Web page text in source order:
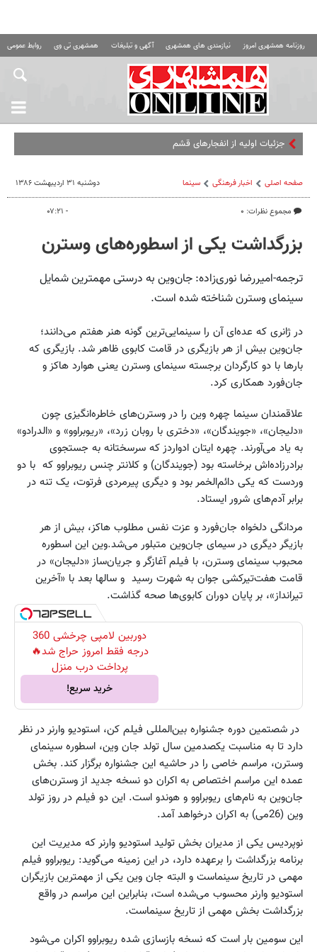
روزنامه همشهری امروز نیازمندی های همشهری آگهی و تبلیغات همشهری تی وی روابط عمومی
جزئیات اولیه از انفجارهای قشم
صفحه اصلی اخبار فرهنگی سینما
مجموع نظرات: ۰
دوشنبه ۳۱ اردیبهشت ۱۳۸۶
- ۰۷:۲۱
بزرگداشت یکی از اسطوره‌های وسترن
ترجمه-امیررضا نوری‌زاده: جان‌وین به درستی مهمترین شمایل
سینمای وسترن شناخته شده است.
در ژانری که عده‌ای آن را سینمایی‌ترین گونه هنر هفتم می‌دانند؛
جان‌وین بیش از هر بازیگری در قامت کابوی ظاهر شد. بازیگری که
بارها با دو کارگردان برجسته سینمای وسترن یعنی هوارد هاکز و
جان‌فورد همکاری کرد.
علاقمندان سینما چهره وین را در وسترن‌های خاطره‌انگیزی چون
«دلیجان»، «جویندگان»، «دختری با روبان زرد»، «ریوبراوو» و «الدرادو»
به یاد می‌آورند. چهره ایتان ادواردز که سرسختانه به جستجوی
برادرزاده‌اش برخاسته بود (جویندگان) و کلانتر چنس ریوبراوو که با دو
وردست که یکی دائم‌الخمر بود و دیگری پیرمردی فرتوت، یک تنه در
برابر آدم‌های شرور ایستاد.
مردانگی دلخواه جان‌فورد و عزت نفس مطلوب هاکز، بیش از هر
بازیگر دیگری در سیمای جان‌وین متبلور می‌شد.وین این اسطوره
محبوب سینمای وسترن، با فیلم آغازگر و جریان‌ساز «دلیجان» در
قامت هفت‌تیرکشی جوان به شهرت رسید و سالها بعد با «آخرین
تیرانداز»، بر پایان دوران کابوی‌‌ها صحه گذاشت.
دوربین لامپی چرخشی 360
درجه فقط امروز حراج شد🔥
پرداخت درب منزل
خرید سریع!
در شصتمین دوره جشنواره بین‌المللی فیلم کن، استودیو وارنر در نظر
دارد تا به مناسبت یکصدمین سال تولد جان وین، اسطوره سینمای
وسترن، مراسم خاصی را در حاشیه این جشنواره برگزار کند. بخش
عمده این مراسم اختصاص به اکران دو نسخه جدید از وسترن‌های
جان‌وین به نام‌های ریوبراوو و هوندو است. این دو فیلم در روز تولد
وین (26می) به اکران درخواهد آمد.
نوپردیس یکی از مدیران بخش تولید استودیو وارنر که مدیریت این
برنامه بزرگداشت را برعهده دارد، در این زمینه می‌گوید: ریوبراوو فیلم
مهمی در تاریخ سینماست و البته جان وین یکی از مهمترین بازیگران
استودیو وارنر محسوب می‌شده است، بنابراین این مراسم در واقع
بزرگداشت بخش مهمی از تاریخ سینماست.
این سومین بار است که نسخه بازسازی شده ریوبراوو اکران می‌شود